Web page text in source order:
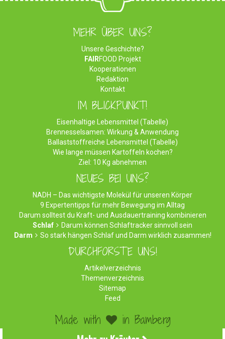
MEHR ÜBER UNS?
Unsere Geschichte?
FAIRFOOD Projekt
Kooperationen
Redaktion
Kontakt
IM BLICKPUNKT!
Eisenhaltige Lebensmittel (Tabelle)
Brennesselsamen: Wirkung & Anwendung
Ballaststoffreiche Lebensmittel (Tabelle)
Wie lange müssen Kartoffeln kochen?
Ziel: 10 Kg abnehmen
NEUES BEI UNS?
NADH – Das wichtigste Molekül für unseren Körper
9 Expertentipps für mehr Bewegung im Alltag
Darum solltest du Kraft- und Ausdauertraining kombinieren
Schlaf
Darum können Schlaftracker sinnvoll sein
Darm
So stark hängen Schlaf und Darm wirklich zusammen!
DURCHFORSTE UNS!
Artikelverzeichnis
Themenverzeichnis
Sitemap
Feed
Made with in Bamberg